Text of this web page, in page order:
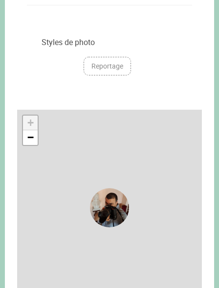
Styles de photo
Reportage
+
−